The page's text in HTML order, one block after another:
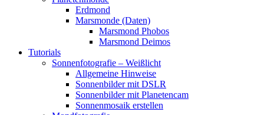
Erdmond
Marsmonde (Daten)
Marsmond Phobos
Marsmond Deimos
Tutorials
Sonnenfotografie – Weißlicht
Allgemeine Hinweise
Sonnenbilder mit DSLR
Sonnenbilder mit Planetencam
Sonnenmosaik erstellen